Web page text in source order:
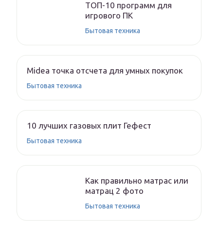
ТОП-10 программ для
игрового ПК
Бытовая техника
Midea точка отсчета для умных покупок
Бытовая техника
10 лучших газовых плит Гефест
Бытовая техника
Как правильно матрас или
матрац 2 фото
Бытовая техника